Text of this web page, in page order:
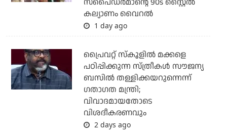
കല്യാണം വൈറല്‍
1 day ago
പ്രൈവറ്റ് സ്‌കൂളില്‍ മക്കളെ
പഠിപ്പിക്കുന്ന സ്ത്രീകള്‍ സൗജന്യ
ബസില്‍ തള്ളിക്കയറുന്നെന്ന്
ഗതാഗത മന്ത്രി;
വിവാദമായതോടെ
വിശദീകരണവും
2 days ago